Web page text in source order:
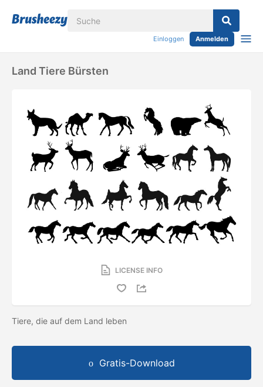
Einloggen Anmelden
Land Tiere Bürsten
LICENSE INFO
Tiere, die auf dem Land leben
Gratis-Download